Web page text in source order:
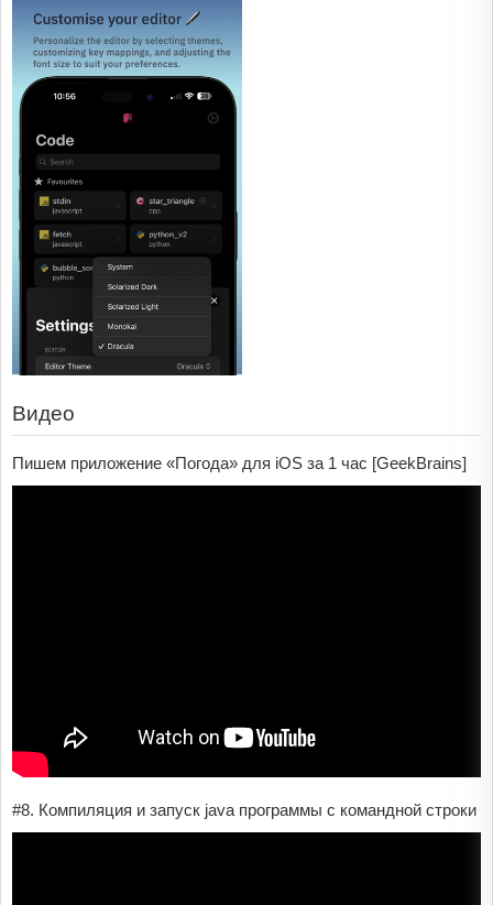
Видео
Пишем приложение «Погода» для iOS за 1 час [GeekBrains]
#8. Компиляция и запуск java программы с командной строки